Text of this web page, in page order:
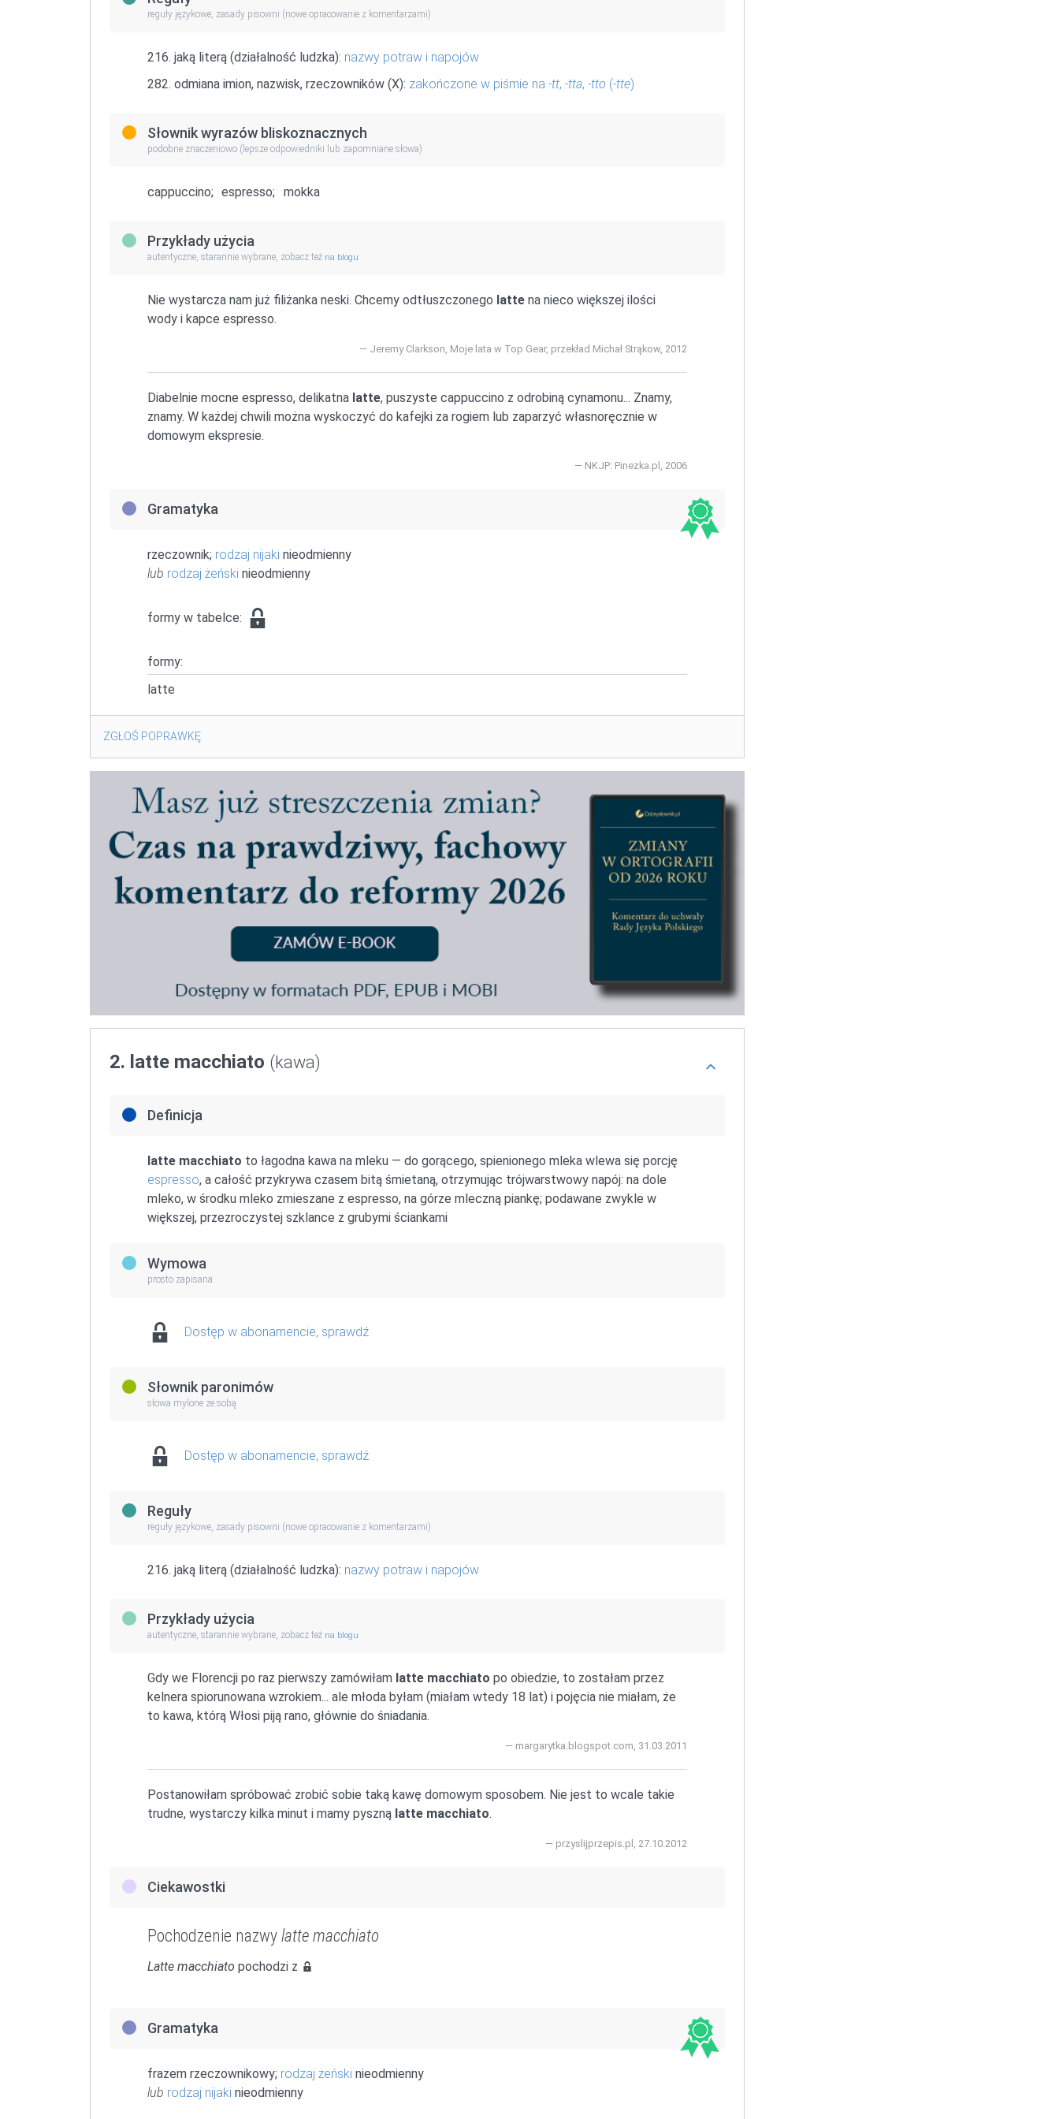
reguły językowe, zasady pisowni (nowe opracowanie z komentarzami)
216. jaką literą (działalność ludzka): nazwy potraw i napojów
282. odmiana imion, nazwisk, rzeczowników (X): zakończone w piśmie na -tt, -tta, -tto (-tte)
Słownik wyrazów bliskoznacznych
podobne znaczeniowo (lepsze odpowiedniki lub zapomniane słowa)
cappuccino; espresso; mokka
Przykłady użycia
autentyczne, starannie wybrane, zobacz też na blogu
Nie wystarcza nam już filiżanka neski. Chcemy odtłuszczonego latte na nieco większej ilości
wody i kapce espresso.
Jeremy Clarkson, Moje lata w Top Gear, przekład Michał Strąkow, 2012
Diabelnie mocne espresso, delikatna latte, puszyste cappuccino z odrobiną cynamonu... Znamy,
znamy. W każdej chwili można wyskoczyć do kafejki za rogiem lub zaparzyć własnoręcznie w
domowym ekspresie.
NKJP: Pinezka.pl, 2006
Gramatyka
rzeczownik; rodzaj nijaki nieodmienny
lub rodzaj żeński nieodmienny
formy w tabelce:
formy:
latte
ZGŁOŚ POPRAWKĘ
2. latte macchiato (kawa)
Definicja
latte macchiato to łagodna kawa na mleku — do gorącego, spienionego mleka wlewa się porcję
espresso, a całość przykrywa czasem bitą śmietaną, otrzymując trójwarstwowy napój: na dole
mleko, w środku mleko zmieszane z espresso, na górze mleczną piankę; podawane zwykle w
większej, przezroczystej szklance z grubymi ściankami
Wymowa
prosto zapisana
Dostęp w abonamencie, sprawdź
Słownik paronimów
słowa mylone ze sobą
Dostęp w abonamencie, sprawdź
Reguły
reguły językowe, zasady pisowni (nowe opracowanie z komentarzami)
216. jaką literą (działalność ludzka): nazwy potraw i napojów
Przykłady użycia
autentyczne, starannie wybrane, zobacz też na blogu
Gdy we Florencji po raz pierwszy zamówiłam latte macchiato po obiedzie, to zostałam przez
kelnera spiorunowana wzrokiem... ale młoda byłam (miałam wtedy 18 lat) i pojęcia nie miałam, że
to kawa, którą Włosi piją rano, głównie do śniadania.
margarytka.blogspot.com, 31.03.2011
Postanowiłam spróbować zrobić sobie taką kawę domowym sposobem. Nie jest to wcale takie
trudne, wystarczy kilka minut i mamy pyszną latte macchiato.
przyslijprzepis.pl, 27.10.2012
Ciekawostki
Pochodzenie nazwy latte macchiato
Latte macchiato pochodzi z
Gramatyka
frazem rzeczownikowy; rodzaj żeński nieodmienny
lub rodzaj nijaki nieodmienny